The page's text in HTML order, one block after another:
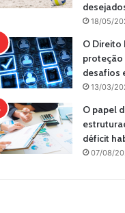
18/05/
O Direito
proteção
desafios
13/03/
O papel
déficit
07/08/